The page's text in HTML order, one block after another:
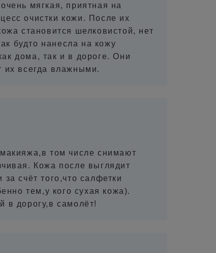
мягкая, приятная на
очистки кожи. После их
становится шелковистой, нет
будто нанесла на кожу
дома, так и в дороге. Они
их всегда влажными.
том числе снимают
Кожа после выглядит
счёт того,что салфетки
тем,у кого сухая кожа).
в дорогу,в самолёт!